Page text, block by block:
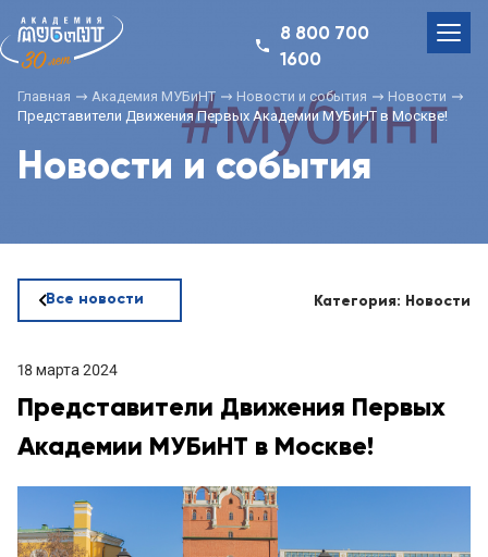
8 800 700
1600
Главная Академия МУБиНТ Новости и события
Новости
Представители Движения Первых Академии МУБиНТ в Москве!
Новости и события
Все новости Категория: Новости
18 марта 2024
Представители Движения Первых
Академии МУБиНТ в Москве!